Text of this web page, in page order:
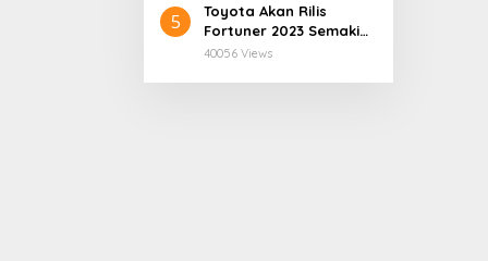
5
Toyota Akan Rilis
Fortuner 2023 Semakin
User Friendly
40056 Views